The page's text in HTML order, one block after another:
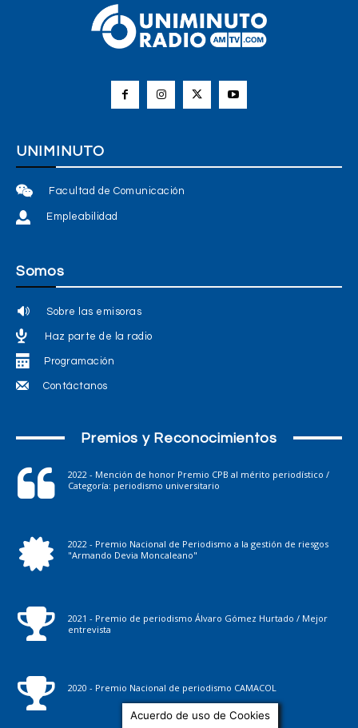
UNIMINUTO
Facultad de Comunicación
Empleabilidad
Somos
Sobre las emisoras
Haz parte de la radio
Programación
Contáctanos
Premios y Reconocimientos
2022 - Mención de honor Premio CPB al mérito periodístico /
Categoría: periodismo universitario
2022 - Premio Nacional de Periodismo a la gestión de riesgos
"Armando Devia Moncaleano"
2021 - Premio de periodismo Álvaro Gómez Hurtado / Mejor
entrevista
2020 - Premio Nacional de periodismo CAMACOL
Acuerdo de uso de Cookies